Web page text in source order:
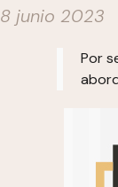
8 junio 2023
Por